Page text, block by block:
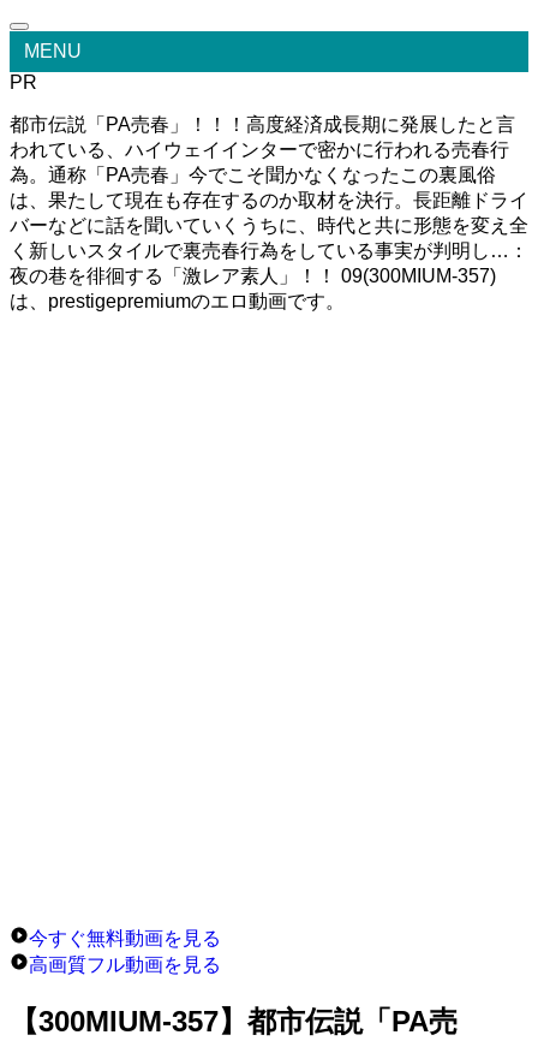
MENU
PR
都市伝説「PA売春」！！！高度経済成長期に発展したと言
われている、ハイウェイインターで密かに行われる売春行
為。通称「PA売春」今でこそ聞かなくなったこの裏風俗
は、果たして現在も存在するのか取材を決行。長距離ドライ
バーなどに話を聞いていくうちに、時代と共に形態を変え全
く新しいスタイルで裏売春行為をしている事実が判明し…：
夜の巷を徘徊する「激レア素人」！！ 09(300MIUM-357)
は、prestigepremiumのエロ動画です。
今すぐ無料動画を見る
高画質フル動画を見る
【300MIUM-357】都市伝説「PA売